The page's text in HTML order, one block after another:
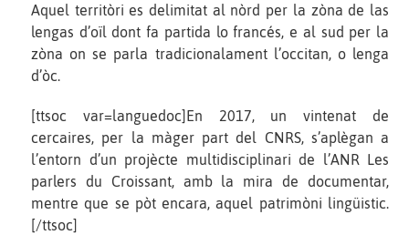
Aquel territòri es delimitat al nòrd per la zòna de las
lengas d’oïl dont fa partida lo francés, e al sud per la
zòna on se parla tradicionalament l’occitan, o lenga
d’òc.
[ttsoc var=languedoc]En 2017, un vintenat de
cercaires, per la màger part del CNRS, s’aplègan a
l’entorn d’un projècte multidisciplinari de l’ANR Les
parlers du Croissant, amb la mira de documentar,
mentre que se pòt encara, aquel patrimòni lingüistic.
[/ttsoc]